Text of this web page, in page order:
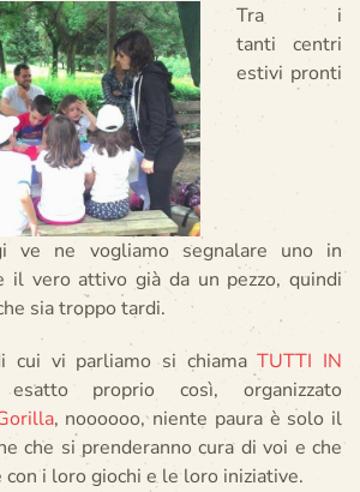
Tra i
tanti centri
estivi pronti
ve ne vogliamo segnalare uno in
il vero attivo già da un pezzo, quindi
sia troppo tardi.
cui vi parliamo si chiamaTUTTI IN
proprio così, organizzato
, noooooo, niente paura è solo il
che si prenderanno cura di voi e che
i loro giochi e le loro iniziative.